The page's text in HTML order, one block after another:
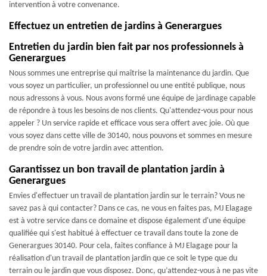
intervention à votre convenance.
Effectuez un entretien de jardins à Generargues
Entretien du jardin bien fait par nos professionnels à
Generargues
Nous sommes une entreprise qui maîtrise la maintenance du jardin. Que
vous soyez un particulier, un professionnel ou une entité publique, nous
nous adressons à vous. Nous avons formé une équipe de jardinage capable
de répondre à tous les besoins de nos clients. Qu'attendez-vous pour nous
appeler ? Un service rapide et efficace vous sera offert avec joie. Où que
vous soyez dans cette ville de 30140, nous pouvons et sommes en mesure
de prendre soin de votre jardin avec attention.
Garantissez un bon travail de plantation jardin à
Generargues
Envies d'effectuer un travail de plantation jardin sur le terrain? Vous ne
savez pas à qui contacter? Dans ce cas, ne vous en faites pas, MJ Elagage
est à votre service dans ce domaine et dispose également d'une équipe
qualifiée qui s'est habitué à effectuer ce travail dans toute la zone de
Generargues 30140. Pour cela, faites confiance à MJ Elagage pour la
réalisation d'un travail de plantation jardin que ce soit le type que du
terrain ou le jardin que vous disposez. Donc, qu’attendez-vous à ne pas vite